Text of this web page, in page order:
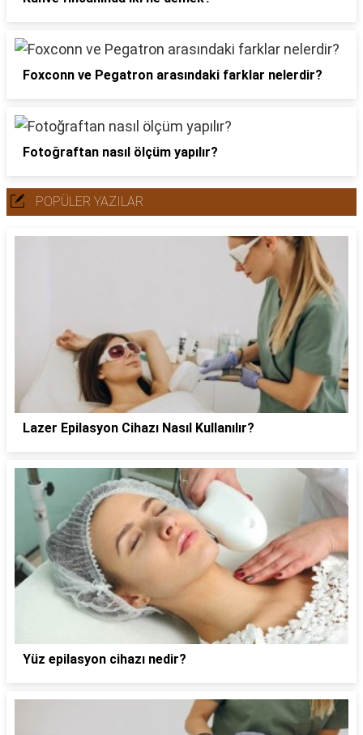
Foxconn ve Pegatron arasındaki farklar nelerdir?
Fotoğraftan nasıl ölçüm yapılır?
POPÜLER YAZILAR
Lazer Epilasyon Cihazı Nasıl Kullanılır?
Yüz epilasyon cihazı nedir?